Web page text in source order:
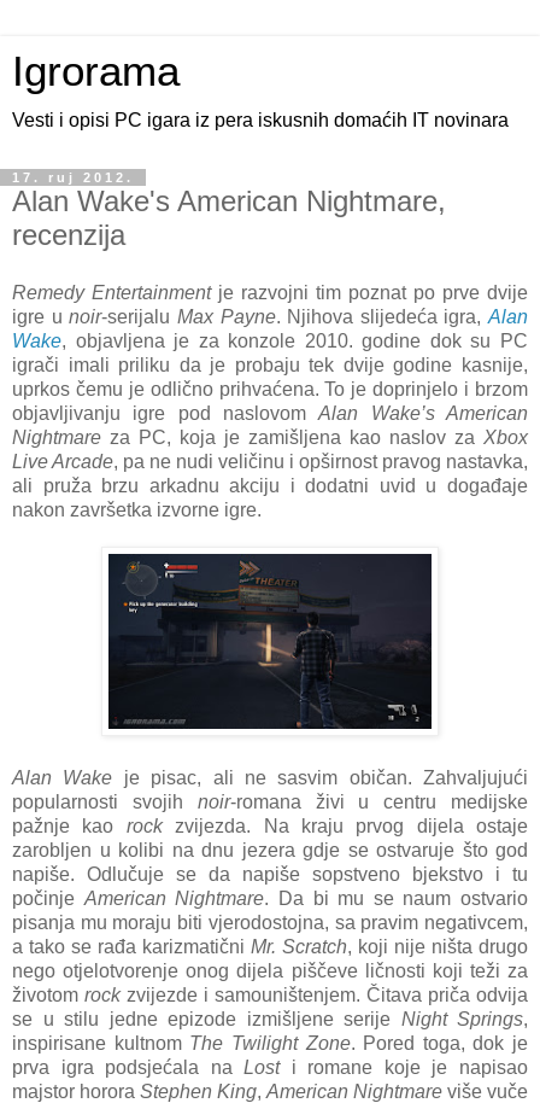
Igrorama
Vesti i opisi PC igara iz pera iskusnih domaćih IT novinara
17. ruj 2012.
Alan Wake's American Nightmare,
recenzija
Remedy Entertainmentje razvojni tim poznat po prve dvije
igre unoir-serijalu Max Payne. Njihova slijedeća igra, Alan
Wake, objavljena je za konzole 2010. godine dok su PC
igrači imali priliku da je probaju tek dvije godine kasnije,
uprkos čemu je odlično prihvaćena. To je doprinjelo i brzom
objavljivanju igre pod naslovomAlan Wake’s American
Nightmare za PC, koja je zamišljena kao naslov za Xbox
Live Arcade, pa ne nudi veličinu i opširnost pravog nastavka,
ali pruža brzu arkadnu akciju i dodatni uvid u događaje
nakon završetka izvorne igre.
Alan Wake je pisac, ali ne sasvim običan. Zahvaljujući
popularnosti svojih noir-romana živi u centru medijske
pažnje kao rockzvijezda. Na kraju prvog dijela ostaje
zarobljen u kolibi na dnu jezera gdje se ostvaruje što god
napiše. Odlučuje se da napiše sopstveno bjekstvo i tu
počinje American Nightmare. Da bi mu se naum ostvario
pisanja mu moraju biti vjerodostojna, sa pravim negativcem,
a tako se rađa karizmatični Mr. Scratch, koji nije ništa drugo
nego otjelotvorenje onog dijela piščeve ličnosti koji teži za
životom rockzvijezde i samouništenjem. Čitava priča odvija
se u stilu jedne epizode izmišljene serije Night Springs,
inspirisane kultnom The Twilight Zone. Pored toga, dok je
prva igra podsjećala naLosti romane koje je napisao
majstor horora Stephen King, American Nightmare više vuče